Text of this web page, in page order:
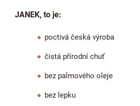
JANEK, to je:
poctivá česká výroba
čistá přírodní chuť
bez palmového oleje
bez lepku